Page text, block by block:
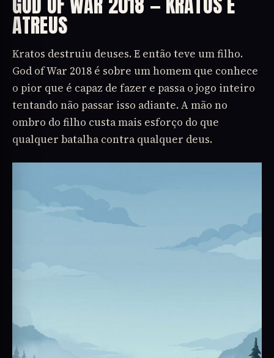
ATREUS
Kratos destruiu deuses. E então teve um filho.
God of War 2018 é sobre um homem que conhece
o pior que é capaz de fazer e passa o jogo inteiro
tentando não passar isso adiante. A mão no
ombro do filho custa mais esforço do que
qualquer batalha contra qualquer deus.